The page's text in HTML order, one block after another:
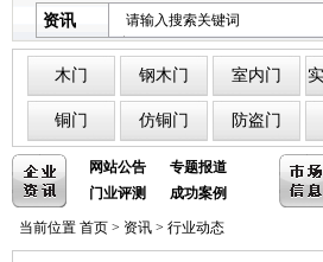
资讯
木门 钢木门 室内门
铜门 仿铜门 防盗门
网站公告
专题报道
门业评测
成功案例
当前位置 首页 > 资讯 > 行业动态